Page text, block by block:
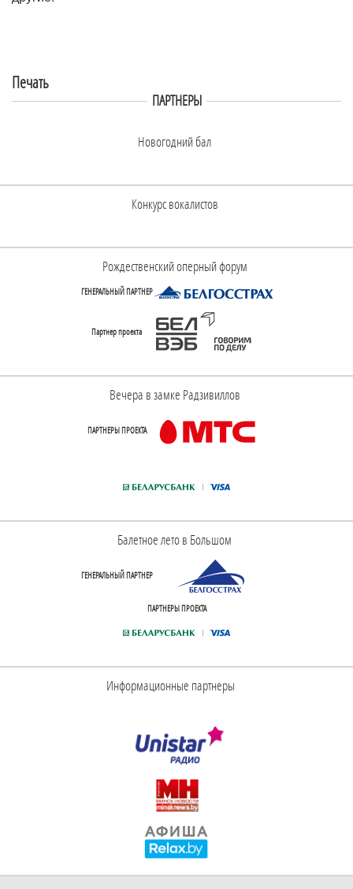
Печать
ПАРТНЕРЫ
Новогодний бал
Конкурс вокалистов
Рождественский оперный форум
ГЕНЕРАЛЬНЫЙ ПАРТНЕР
Партнер проекта
Вечера в замке Радзивиллов
ПАРТНЕРЫ ПРОЕКТА
Балетное лето в Большом
ГЕНЕРАЛЬНЫЙ ПАРТНЕР
ПАРТНЕРЫ ПРОЕКТА
Информационные партнеры